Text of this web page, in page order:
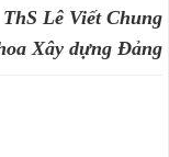
ThS Lê Viết Chung
Xây dựng Đảng